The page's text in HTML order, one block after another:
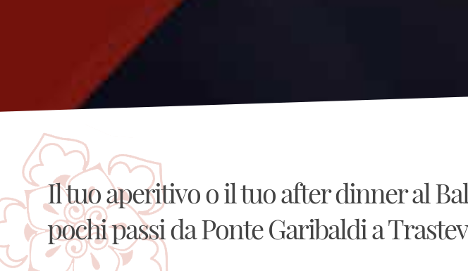
Il tuo aperitivo o il tuo after dinner al
pochi passi da Ponte Garibaldi a